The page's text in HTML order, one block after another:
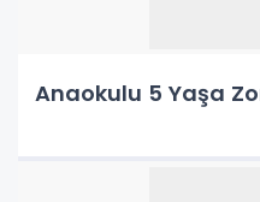
Anaokulu 5 Yaşa